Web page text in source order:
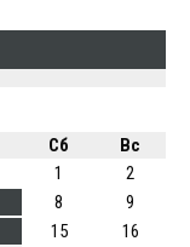
Сб
Вс
1
2
8
9
15
16